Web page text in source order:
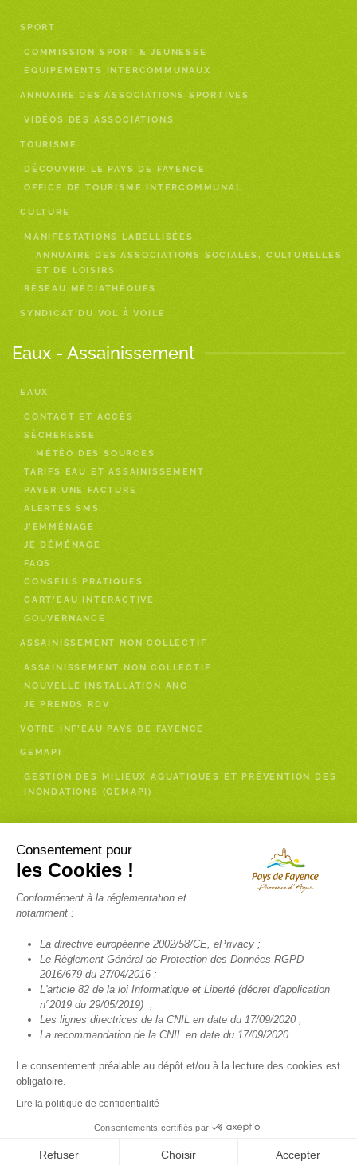
Consentement pour
les Cookies !
Conformément à la réglementation et
notamment :
La directive européenne 2002/58/CE, ePrivacy ;
Le Règlement Général de Protection des Données RGPD
2016/679 du 27/04/2016 ;
L'article 82 de la loi Informatique et Liberté (décret d'application
n°2019 du 29/05/2019) ;
Les lignes directrices de la CNIL en date du 17/09/2020 ;
La recommandation de la CNIL en date du 17/09/2020.
Le consentement préalable au dépôt et/ou à la lecture des cookies est
obligatoire.
Lire la politique de confidentialité
Consentements certifiés par
Refuser Choisir Accepter
SPORT
COMMISSION SPORT & JEUNESSE
EQUIPEMENTS INTERCOMMUNAUX
ANNUAIRE DES ASSOCIATIONS SPORTIVES
VIDÉOS DES ASSOCIATIONS
TOURISME
DÉCOUVRIR LE PAYS DE FAYENCE
OFFICE DE TOURISME INTERCOMMUNAL
CULTURE
MANIFESTATIONS LABELLISÉES
ANNUAIRE DES ASSOCIATIONS SOCIALES, CULTURELLES
ET DE LOISIRS
RÉSEAU MÉDIATHÈQUES
SYNDICAT DU VOL À VOILE
Eaux - Assainissement
EAUX
CONTACT ET ACCÈS
SÈCHERESSE
MÉTÉO DES SOURCES
TARIFS EAU ET ASSAINISSEMENT
PAYER UNE FACTURE
ALERTES SMS
J’EMMÉNAGE
JE DÉMÉNAGE
FAQS
CONSEILS PRATIQUES
CART’EAU INTERACTIVE
GOUVERNANCE
ASSAINISSEMENT NON COLLECTIF
ASSAINISSEMENT NON COLLECTIF
NOUVELLE INSTALLATION ANC
JE PRENDS RDV
VOTRE INF’EAU PAYS DE FAYENCE
GEMAPI
GESTION DES MILIEUX AQUATIQUES ET PRÉVENTION DES
INONDATIONS (GEMAPI)
Enfance- Services à la personne
INSCRIPTION NEWSLETTER RELAIS PETITE ENFANCE
TÉLÉALARME
SANTÉ
TRANSPORT SCOLAIRE
© COMMUNAUTÉ DE COMMUNES DU PAYS DE FAYENCE 2022 TOUS
DROITS RÉSERVÉS -MENTIONS LÉGALES
RéalisationCreamania Web